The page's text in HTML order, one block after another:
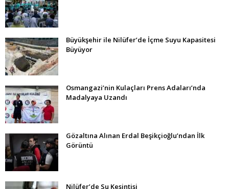
Büyükşehir ile Nilüfer’de İçme Suyu Kapasitesi
Büyüyor
Osmangazi’nin Kulaçları Prens Adaları’nda
Madalyaya Uzandı
Gözaltına Alınan Erdal Beşikçioğlu’ndan İlk
Görüntü
Nilüfer’de Su Kesintisi